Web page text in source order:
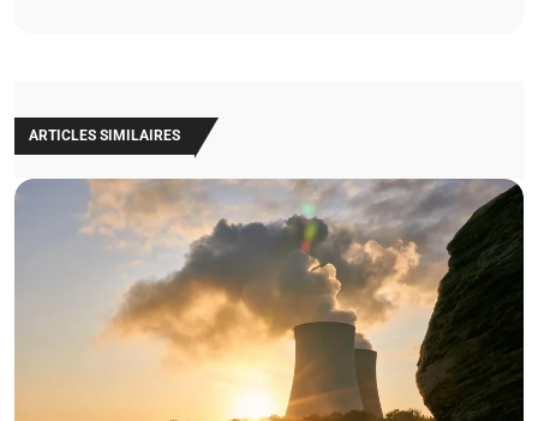
ARTICLES SIMILAIRES